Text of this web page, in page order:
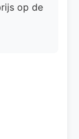
op de